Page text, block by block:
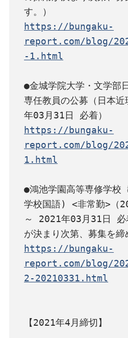
https://bungaku-
report.com/blog/
-1.html
●金城学院大学・文学部
専任教員の公募（日本
https://bungaku-
report.com/blog/
1.html
●鴻池学園高等専修学校
学校国語) <非常勤>（
～ 2021年03月31日 必
https://bungaku-
report.com/blog/
2-20210331.html
【2021年4月締切】